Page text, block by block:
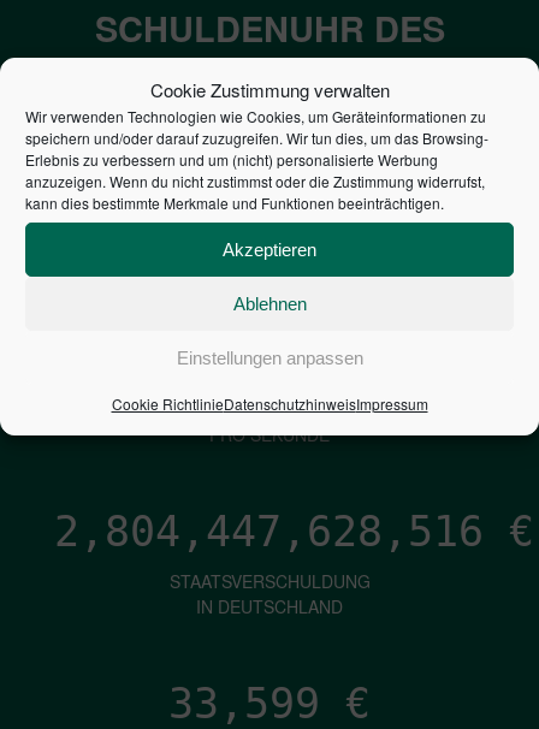
Cookie Zustimmung verwalten
Wir verwenden Technologien wie Cookies, um Geräteinformationen zu
speichern und/oder darauf zuzugreifen. Wir tun dies, um das Browsing-
Erlebnis zu verbessern und um (nicht) personalisierte Werbung
anzuzeigen. Wenn du nicht zustimmst oder die Zustimmung widerrufst,
kann dies bestimmte Merkmale und Funktionen beeinträchtigen.
Akzeptieren
Ablehnen
Einstellungen anpassen
Cookie RichtlinieDatenschutzhinweisImpressum
SCHULDENUHR DES
BUNDES DER
STEUERZAHLER
7,052€
PRO SEKUNDE
1,601€
ZINSEN
PRO SEKUNDE
2,804,447,629,785 €
STAATSVERSCHULDUNG
IN DEUTSCHLAND
33,599 €